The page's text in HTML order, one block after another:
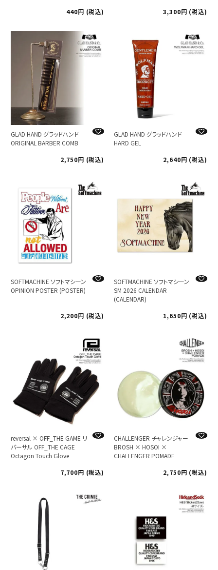
440
税込
3,300
税込
GLAD HAND グラッドハンド
ORIGINAL BARBER COMB
2,750
税込
GLAD HAND グラッドハンド
HARD GEL
2,640
税込
SOFTMACHINE ソフトマシーン
OPINION POSTER (POSTER)
2,200 税込
SOFTMACHINE ソフトマシーン
SM 2026 CALENDAR
(CALENDAR)
1,650
税込
reversal × OFF_THE GAME リ
バーサル OFF_THE CAGE
Octagon Touch Glove
7,700
税込
CHALLENGER チャレンジャー
BROSH × HOSOI ×
CHALLENGER POMADE
2,750
税込